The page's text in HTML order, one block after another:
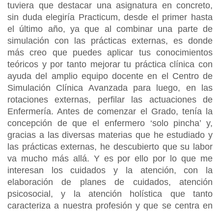
tuviera que destacar una asignatura en concreto,
sin duda elegiría Practicum, desde el primer hasta
el último año, ya que al combinar una parte de
simulación con las prácticas externas, es donde
más creo que puedes aplicar tus conocimientos
teóricos y por tanto mejorar tu práctica clínica con
ayuda del amplio equipo docente en el Centro de
Simulación Clínica Avanzada para luego, en las
rotaciones externas, perfilar las actuaciones de
Enfermería. Antes de comenzar el Grado, tenía la
concepción de que el enfermero ‘solo pincha’ y,
gracias a las diversas materias que he estudiado y
las prácticas externas, he descubierto que su labor
va mucho más allá. Y es por ello por lo que me
interesan los cuidados y la atención, con la
elaboración de planes de cuidados, atención
psicosocial, y la atención holística que tanto
caracteriza a nuestra profesión y que se centra en